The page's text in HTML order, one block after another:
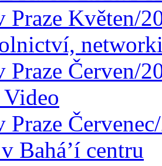
Praze Květen/
Praze Červen/
Praze
Bahá’í centru